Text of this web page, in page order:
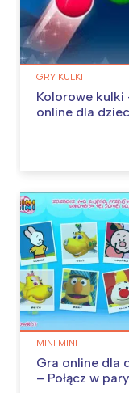
GRY KULKI
Kolorowe kulki
online dla
MINI MINI
Gra online dla
– Połącz w pary